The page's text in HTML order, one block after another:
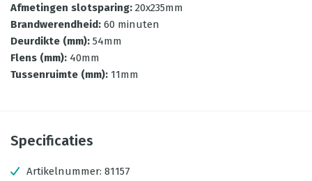
Afmetingen slotsparing: 20x235mm
Brandwerendheid: 60 minuten
Deurdikte (mm): 54mm
Flens (mm): 40mm
Tussenruimte (mm): 11mm
Specificaties
Artikelnummer: 81157